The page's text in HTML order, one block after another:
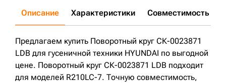
Описание Характеристики Совместимость
Предлагаем купить Поворотный круг СК-0023871
LDB для гусеничной техники HYUNDAI по выгодной
цене. Поворотный круг СК-0023871 LDB подходит
для моделей R210LC-7. Точную совместимость,